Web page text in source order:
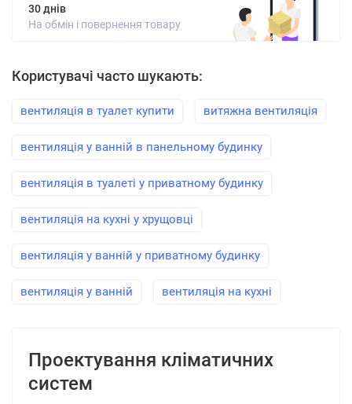
30 днів
На обмін і повернення товару
Користувачі часто шукають:
вентиляція в туалет купити витяжна вентиляція
вентиляція у ванній в панельному будинку
вентиляція в туалеті у приватному будинку
вентиляція на кухні у хрущовці
вентиляція у ванній у приватному будинку
вентиляція у ванній вентиляція на кухні
Проектування кліматичних
систем